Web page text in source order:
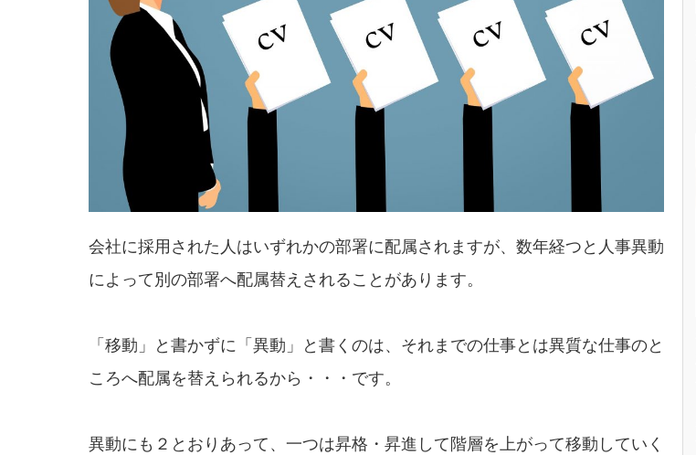
会社に採用された人はいずれかの部署に配属されますが、数年経つと人事異動
によって別の部署へ配属替えされることがあります。
「移動」と書かずに「異動」と書くのは、それまでの仕事とは異質な仕事のと
ころへ配属を替えられるから・・・です。
異動にも２とおりあって、一つは昇格・昇進して階層を上がって移動していく